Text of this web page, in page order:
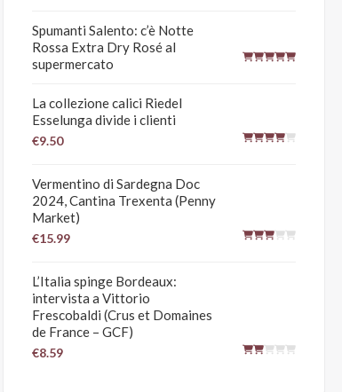
Spumanti Salento: c’è Notte
Rossa Extra Dry Rosé al
supermercato
La collezione calici Riedel
Esselunga divide i clienti
€9.50
Vermentino di Sardegna Doc
2024, Cantina Trexenta (Penny
Market)
€15.99
L’Italia spinge Bordeaux:
intervista a Vittorio
Frescobaldi (Crus et Domaines
de France – GCF)
€8.59